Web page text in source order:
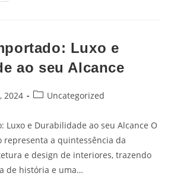
Luxo e
ao seu Alcance
2024 Uncategorized
Luxo e Durabilidade ao seu Alcance O
a quintessência da
e design de interiores, trazendo
de história e uma…